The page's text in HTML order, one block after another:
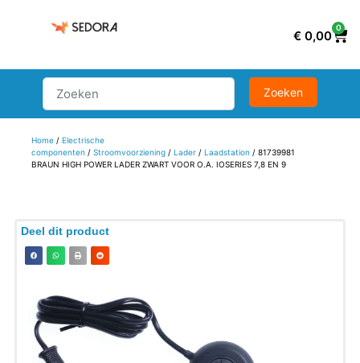
€ 0,00
0
Home/ Electrische
componenten / Stroomvoorziening/ Lader/ Laadstation / 81739981
BRAUN HIGH POWER LADER ZWART VOOR O.A. IOSERIES 7,8 EN 9
Deel dit product